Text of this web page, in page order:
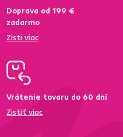
Doprava od 199 €
zadarmo
Zisti viac
Vrátenie tovaru do 60 dní
Zistiť viac